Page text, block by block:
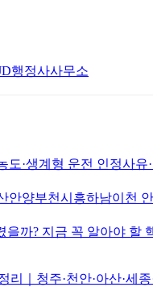
·생계형 운전 인정사유
양부천시흥하남이천
까? 지금 꼭 알아야 할
｜청주·천안·아산·세